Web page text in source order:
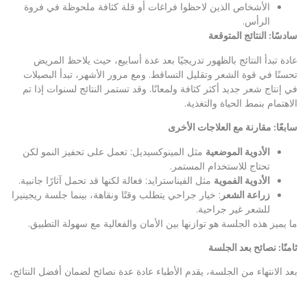
الأشخاص الذين لاحظوا فراغات أو قلة كثافة ملحوظة في فروة
الرأس.
سادسًا: النتائج المتوقعة
عادة تبدأ النتائج بالظهور تدريجيًا بعد عدة أسابيع، حيث يلاحظ المريض
تحسنًا في قوة الشعر وتقليل التساقط. ومع مرور الأشهر، تبدأ البصيلات
في إنتاج شعر جديد أكثر كثافة ولمعانًا. وقد تستمر النتائج لسنوات إذا تم
الاهتمام بنمط الحياة والتغذية.
سابعًا: مقارنة مع العلاجات الأخرى
الأدوية الموضعية مثل المينوكسيديل: تعمل على تحفيز النمو لكن
تحتاج للاستخدام المستمر.
الأدوية الفموية مثل الفيناسترايد: فعالة لكنها قد تحمل آثارًا جانبية.
زراعة الشعر : خيار جراحي يتطلب وقتًا ونقاهة، بينما جلسة ريجينيرا
للشعر غير جراحية.
ما يميز هذه الجلسة هو توازنها بين الأمان والفعالية مع سهولة التطبيق.
ثامنًا: نصائح بعد الجلسة
بعد الانتهاء من الجلسة، يقدم الأطباء عادة عدة نصائح لضمان أفضل النتائج،